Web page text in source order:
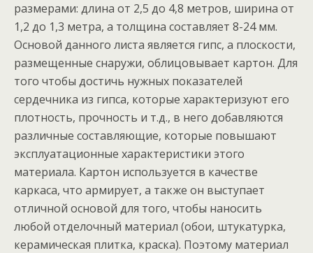
размерами: длина от 2,5 до 4,8 метров, ширина от
1,2 до 1,3 метра, а толщина составляет 8-24 мм.
Основой данного листа является гипс, а плоскости,
размещенные снаружи, облицовывает картон. Для
того чтобы достичь нужных показателей
сердечника из гипса, которые характеризуют его
плотность, прочность и т.д., в него добавляются
различные составляющие, которые повышают
эксплуатационные характеристики этого
материала. Картон используется в качестве
каркаса, что армирует, а также он выступает
отличной основой для того, чтобы наносить
любой отделочный материал (обои, штукатурка,
керамическая плитка, краска). Поэтому материал